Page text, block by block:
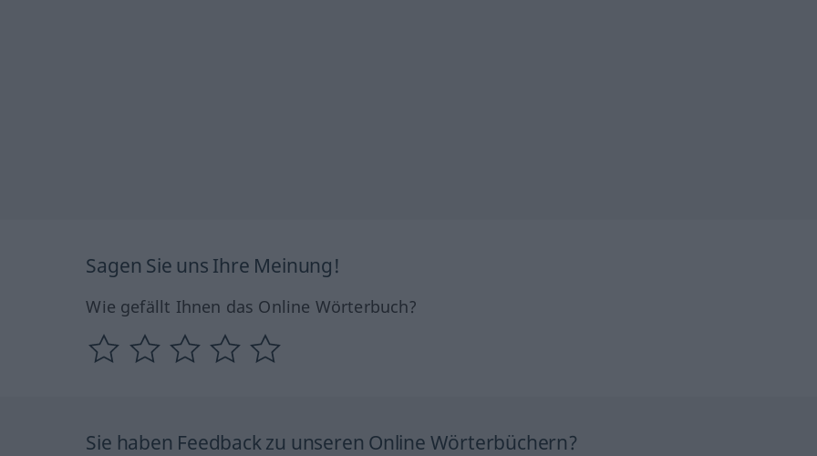
Sagen Sie uns Ihre Meinung!
Wie gefällt Ihnen das Online Wörterbuch?
Sie haben Feedback zu unseren Online Wörterbüchern?